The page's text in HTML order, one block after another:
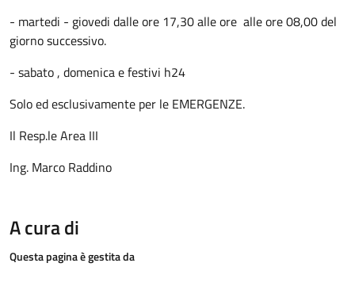
- martedi - giovedi dalle ore 17,30 alle ore alle ore 08,00 del
giorno successivo.
- sabato , domenica e festivi h24
Solo ed esclusivamente per le EMERGENZE.
Il Resp.le Area III
Ing. Marco Raddino
A cura di
Questa pagina è gestita da